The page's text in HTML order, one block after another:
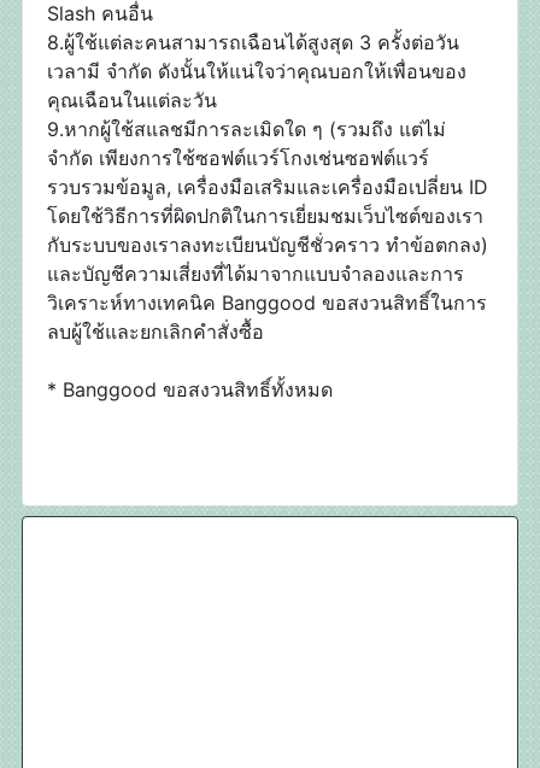
Slash คนอื่น
8.ผู้ใช้แต่ละคนสามารถเฉือนได้สูงสุด 3 ครั้งต่อวัน
เวลามี จำกัด ดังนั้นให้แน่ใจว่าคุณบอกให้เพื่อนของ
คุณเฉือนในแต่ละวัน
9.หากผู้ใช้สแลชมีการละเมิดใด ๆ (รวมถึง แต่ไม่
จำกัด เพียงการใช้ซอฟต์แวร์โกงเช่นซอฟต์แวร์
รวบรวมข้อมูล, เครื่องมือเสริมและเครื่องมือเปลี่ยน ID
โดยใช้วิธีการที่ผิดปกติในการเยี่ยมชมเว็บไซต์ของเรา
กับระบบของเราลงทะเบียนบัญชีชั่วคราว ทำข้อตกลง)
และบัญชีความเสี่ยงที่ได้มาจากแบบจำลองและการ
วิเคราะห์ทางเทคนิค Banggood ขอสงวนสิทธิ์ในการ
ลบผู้ใช้และยกเลิกคำสั่งซื้อ
* Banggood ขอสงวนสิทธิ์ทั้งหมด